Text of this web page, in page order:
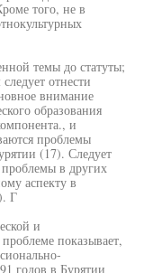
того, не в
темы до статуты;
отнести
внимание
образования
и
проблемы
(17). Следует
проблемы в других
аспекту в
Г
и
показывает,
годов в Бурятии